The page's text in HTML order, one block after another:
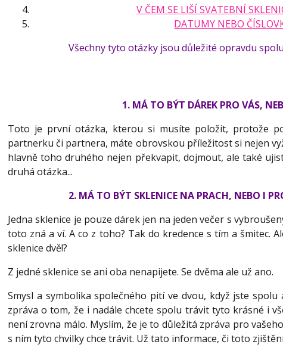
V ČEM SE LIŠÍ SVATEBNÍ
DATUMY NEBO
Všechny tyto otázky jsou důležité opravdu
1. MÁ TO BÝT DÁREK PRO VÁS,
Toto je první otázka, kterou si musíte položit, protože
partnerku či partnera, máte obrovskou příležitost si nejen
hlavně toho druhého nejen překvapit, dojmout, ale také
druhá otázka...
2. MÁ TO BÝT SKLENICE NA PRACH, NEBO I
Jedna sklenice je pouze dárek jen na jeden večer s
toto zná a ví. A co z toho? Tak do kredence s tím a šmitec.
sklenice dvě!?
Z jedné sklenice se ani oba nenapijete. Se dvěma ale už ano.
Smysl a symbolika společného pití ve dvou, když jste
zpráva o tom, že i nadále chcete spolu trávit tyto krásné i
není zrovna málo. Myslím, že je to důležitá zpráva pro
s ním tyto chvilky chce trávit. Už tato informace, či toto